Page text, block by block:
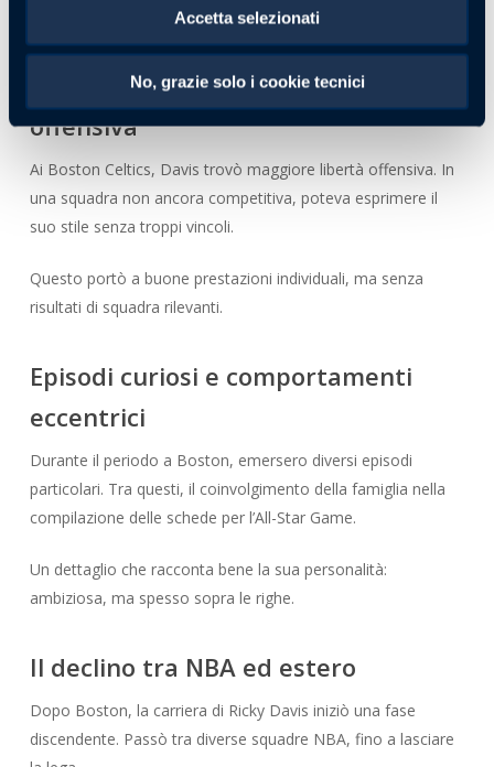
Accetta selezionati
No, grazie solo i cookie tecnici
declino della carriera
Ricky Davis a Boston e la libertà
offensiva
Ai Boston Celtics, Davis trovò maggiore libertà offensiva. In
una squadra non ancora competitiva, poteva esprimere il
suo stile senza troppi vincoli.
Questo portò a buone prestazioni individuali, ma senza
risultati di squadra rilevanti.
Episodi curiosi e comportamenti
eccentrici
Durante il periodo a Boston, emersero diversi episodi
particolari. Tra questi, il coinvolgimento della famiglia nella
compilazione delle schede per l’All-Star Game.
Un dettaglio che racconta bene la sua personalità:
ambiziosa, ma spesso sopra le righe.
Il declino tra NBA ed estero
Dopo Boston, la carriera di Ricky Davis iniziò una fase
discendente. Passò tra diverse squadre NBA, fino a lasciare